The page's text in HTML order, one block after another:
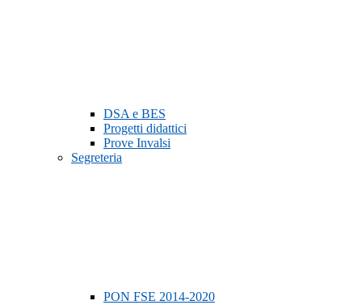
DSA e BES
Progetti didattici
Prove Invalsi
Segreteria
PON FSE 2014-2020